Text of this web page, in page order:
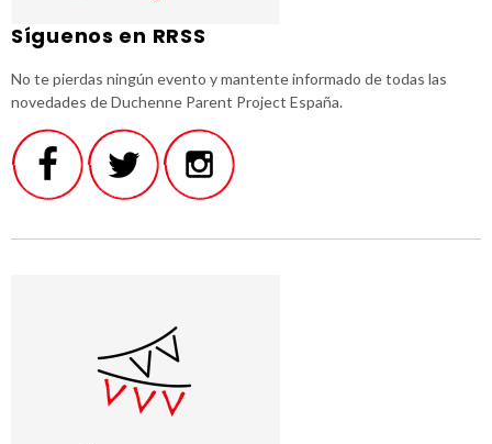
Síguenos en RRSS
No te pierdas ningún evento y mantente informado de todas las
novedades de Duchenne Parent Project España.